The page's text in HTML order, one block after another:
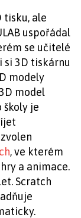
tisku, ale
uspořádal
se učitelé
si 3D tiskárnu
modely
model
je
, ve kterém
a animace.
Scratch